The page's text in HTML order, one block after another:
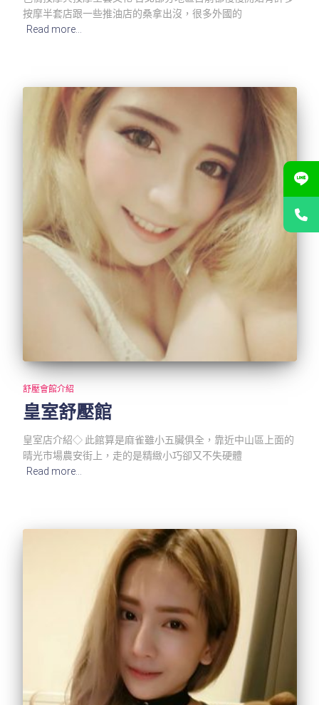
按摩半套店跟一些推油店的桑拿出沒，很多外國的
Read more…
舒壓會館介紹
皇室舒壓館
皇室店介紹◇ 此館算是麻雀雖小五臟俱全，靠近中山區上面的
晴光市場農安街上，走的是精緻小巧卻又不失硬體
Read more…